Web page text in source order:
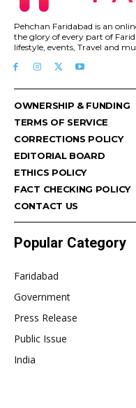
Pehchan Faridabad is an
the glory of every part of
lifestyle, events, Travel and
OWNERSHIP & FUNDING
TERMS OF SERVICE
CORRECTIONS POLICY
EDITORIAL BOARD
ETHICS POLICY
FACT CHECKING POLICY
CONTACT US
Popular Category
Faridabad
Government
Press Release
Public Issue
India